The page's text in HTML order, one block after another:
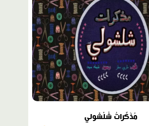
مُذَكِّراتُ شَلْشولي